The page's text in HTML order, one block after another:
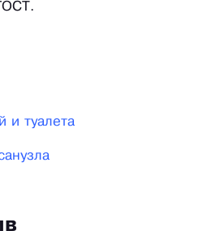
и туалета